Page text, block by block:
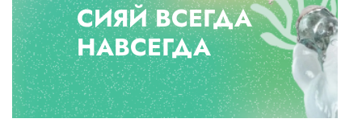
СИЯЙ ВСЕГДА
НАВСЕГДА